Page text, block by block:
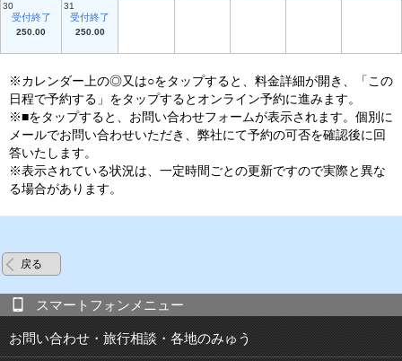
30
受付終了
250.00
31
受付終了
250.00
※カレンダー上の◎又は○をタップすると、料金詳細が開き、「この
日程で予約する」をタップするとオンライン予約に進みます。
※■をタップすると、お問い合わせフォームが表示されます。個別に
メールでお問い合わせいただき、弊社にて予約の可否を確認後に回
答いたします。
※表示されている状況は、一定時間ごとの更新ですので実際と異な
る場合があります。
戻る
スマートフォンメニュー
お問い合わせ・旅行相談・各地のみゅう